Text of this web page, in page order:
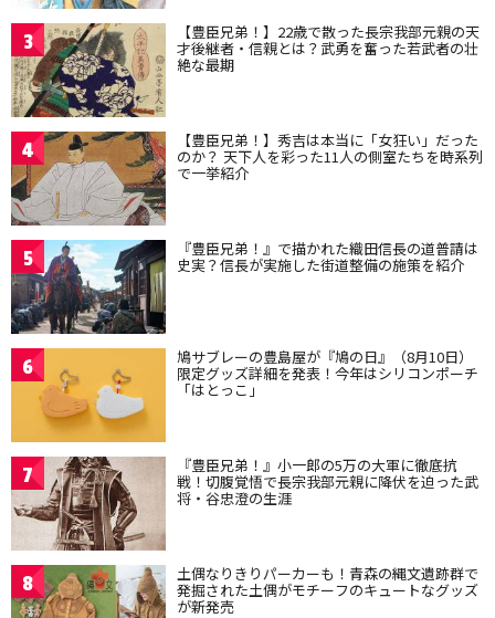
3 【豊臣兄弟！】22歳で散った長宗我部元親の天
才後継者・信親とは？武勇を奮った若武者の壮
絶な最期
4 【豊臣兄弟！】秀吉は本当に「女狂い」だった
のか？ 天下人を彩った11人の側室たちを時系列
で一挙紹介
5 『豊臣兄弟！』で描かれた織田信長の道普請は
史実？信長が実施した街道整備の施策を紹介
6 鳩サブレーの豊島屋が『鳩の日』（8月10日）
限定グッズ詳細を発表！今年はシリコンポーチ
「はとっこ」
7 『豊臣兄弟！』小一郎の5万の大軍に徹底抗
戦！切腹覚悟で長宗我部元親に降伏を迫った武
将・谷忠澄の生涯
8 土偶なりきりパーカーも！青森の縄文遺跡群で
発掘された土偶がモチーフのキュートなグッズ
が新発売